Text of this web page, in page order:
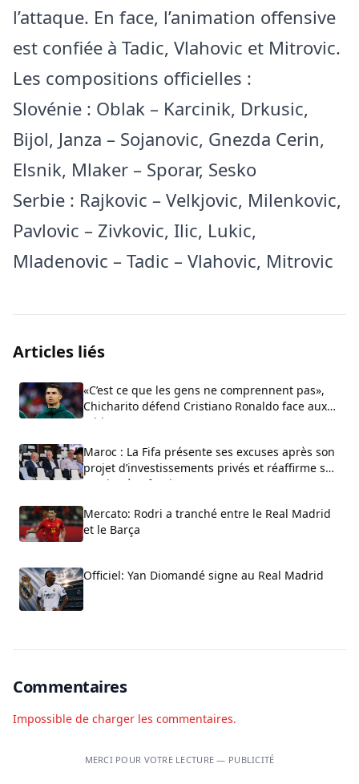
l’attaque. En face, l’animation offensive
est confiée à Tadic, Vlahovic et Mitrovic.
Les compositions officielles :
Slovénie : Oblak – Karcinik, Drkusic,
Bijol, Janza – Sojanovic, Gnezda Cerin,
Elsnik, Mlaker – Sporar, Sesko
Serbie : Rajkovic – Velkjovic, Milenkovic,
Pavlovic – Zivkovic, Ilic, Lukic,
Mladenovic – Tadic – Vlahovic, Mitrovic
Articles liés
«C’est ce que les gens ne comprennent pas»,
Chicharito défend Cristiano Ronaldo face aux
critiques sur son arrogance
Maroc : La Fifa présente ses excuses après son
projet d’investissements privés et réaffirme son
soutien à Infantino
Mercato: Rodri a tranché entre le Real Madrid
et le Barça
Officiel: Yan Diomandé signe au Real Madrid
Commentaires
Impossible de charger les commentaires.
MERCI POUR VOTRE LECTURE — PUBLICITÉ